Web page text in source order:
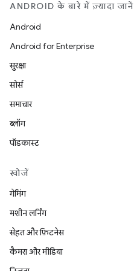
ANDROID के बारे में ज़्यादा जानें
Android
Android for Enterprise
सुरक्षा
सोर्स
समाचार
ब्लॉग
पॉडकास्ट
खोजें
गेमिंग
मशीन लर्निंग
सेहत और फ़िटनेस
कैमरा और मीडिया